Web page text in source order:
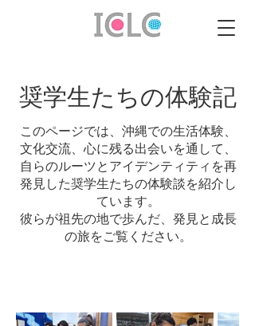
奨学生たちの体験記
このページでは、沖縄での生活体験、
文化交流、心に残る出会いを通して、
自らのルーツとアイデンティティを再
発見した奨学生たちの体験談を紹介し
ています。
彼らが祖先の地で歩んだ、発見と成長
の旅をご覧ください。